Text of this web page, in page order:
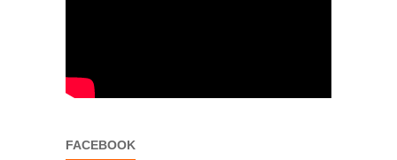
FACEBOOK